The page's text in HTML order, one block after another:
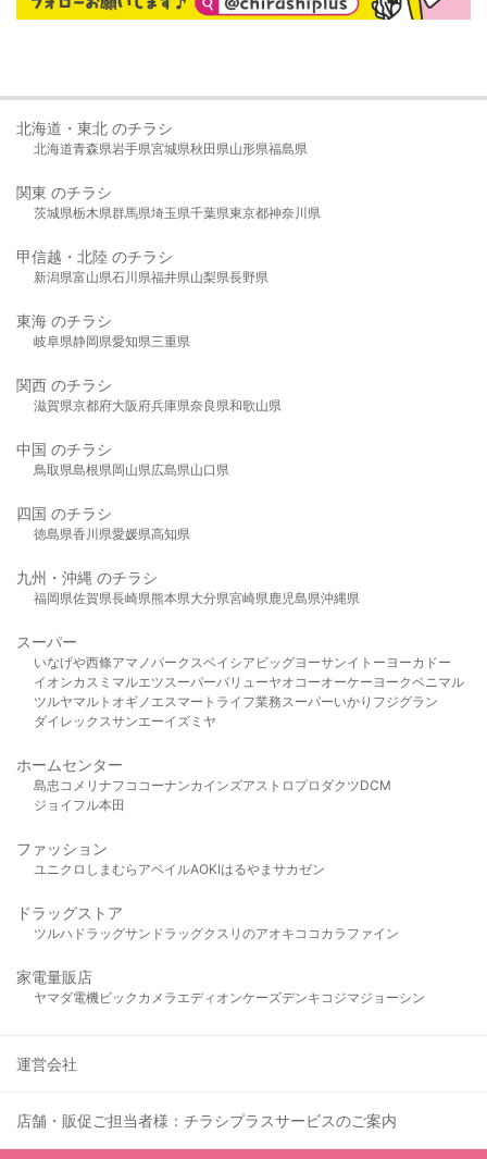
北海道・東北 のチラシ
北海道青森県岩手県宮城県秋田県山形県福島県
関東 のチラシ
茨城県栃木県群馬県埼玉県千葉県東京都神奈川県
甲信越・北陸 のチラシ
新潟県富山県石川県福井県山梨県長野県
東海 のチラシ
岐阜県静岡県愛知県三重県
関西 のチラシ
滋賀県京都府大阪府兵庫県奈良県和歌山県
中国 のチラシ
鳥取県島根県岡山県広島県山口県
四国 のチラシ
徳島県香川県愛媛県高知県
九州・沖縄 のチラシ
福岡県佐賀県長崎県熊本県大分県宮崎県鹿児島県沖縄県
スーパー
いなげや西條アマノパークスベイシア ビッグヨーサンイトーヨーカドー
イオンカスミ マルエツスーパーバリューヤオコーオーケー ヨークベニマル
ツルヤマルト オギノ エスマート ライフ業務スーパーいかり フジグラン
ダイレックスサンエーイズミヤ
ホームセンター
島忠 コメリ ナフコ コーナンカインズアストロプロダクツDCM
ジョイフル本田
ファッション
ユニクロ しまむら アベイルAOKIはるやま サカゼン
ドラッグストア
ツルハドラッグサンドラッグクスリのアオキ ココカラファイン
家電量販店
ヤマダ電機ビックカメラ エディオンケーズデンキ コジマジョーシン
運営会社
店舗・販促ご担当者様：チラシプラスサービスのご案内